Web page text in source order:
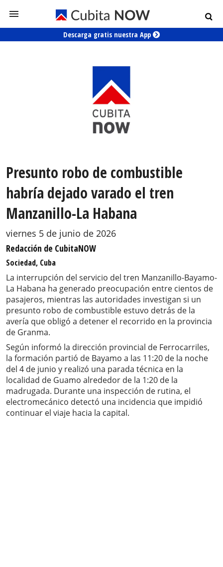
Descarga gratis nuestra App
Presunto robo de combustible
habría dejado varado el tren
Manzanillo-La Habana
viernes 5 de junio de 2026
Redacción de CubitaNOW
Sociedad, Cuba
La interrupción del servicio del tren Manzanillo-Bayamo-
La Habana ha generado preocupación entre cientos de
pasajeros, mientras las autoridades investigan si un
presunto robo de combustible estuvo detrás de la
avería que obligó a detener el recorrido en la provincia
de Granma.
Según informó la dirección provincial de Ferrocarriles,
la formación partió de Bayamo a las 11:20 de la noche
del 4 de junio y realizó una parada técnica en la
localidad de Guamo alrededor de la 1:20 de la
madrugada. Durante una inspección de rutina, el
electromecánico detectó una incidencia que impidió
continuar el viaje hacia la capital.